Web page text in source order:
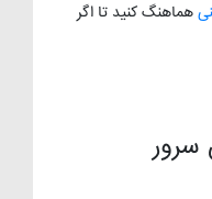
هماهنگ کنید تا اگر
سرور